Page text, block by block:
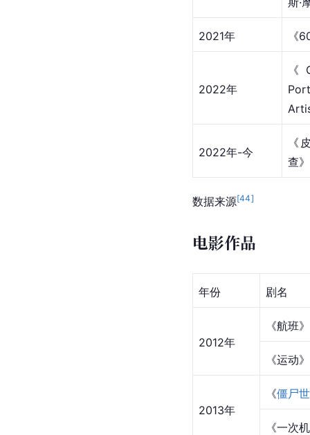
2021年 《
2022年
《
2022年-今
《
查》
数据来源[44]
电影作品
年份 剧名
2012年
《航班》
《运动》
2013年
《僵尸
《一次